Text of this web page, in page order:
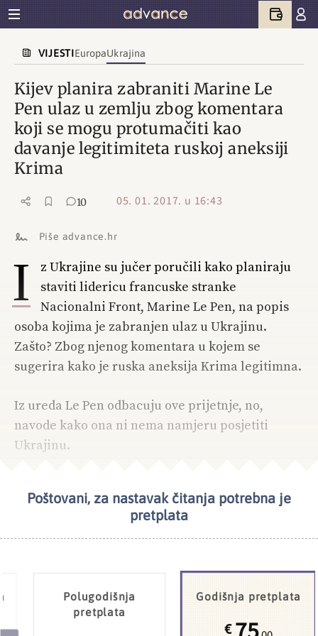
VIJESTIEuropaUkrajina
Kijev planira zabraniti Marine Le
Pen ulaz u zemlju zbog komentara
koji se mogu protumačiti kao
davanje legitimiteta ruskoj aneksiji
Krima
10 05. 01. 2017. u 16:43
Piše advance.hr
I
z Ukrajine su jučer poručili kako planiraju
staviti lidericu francuske stranke
Nacionalni Front, Marine Le Pen, na popis
osoba kojima je zabranjen ulaz u Ukrajinu.
Zašto? Zbog njenog komentara u kojem se
sugerira kako je ruska aneksija Krima legitimna.
Iz ureda Le Pen odbacuju ove prijetnje, no,
navode kako ona ni nema namjeru posjetiti
Ukrajinu.
Poštovani, za nastavak čitanja potrebna je
pretplata
Polugodišnja
pretplata
Godišnja pretplata
€
NAJČITANIJE UKRAJINA